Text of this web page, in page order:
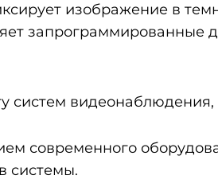
изображение в
запрограммированные
систем видеонаблюдения,
современного
системы.